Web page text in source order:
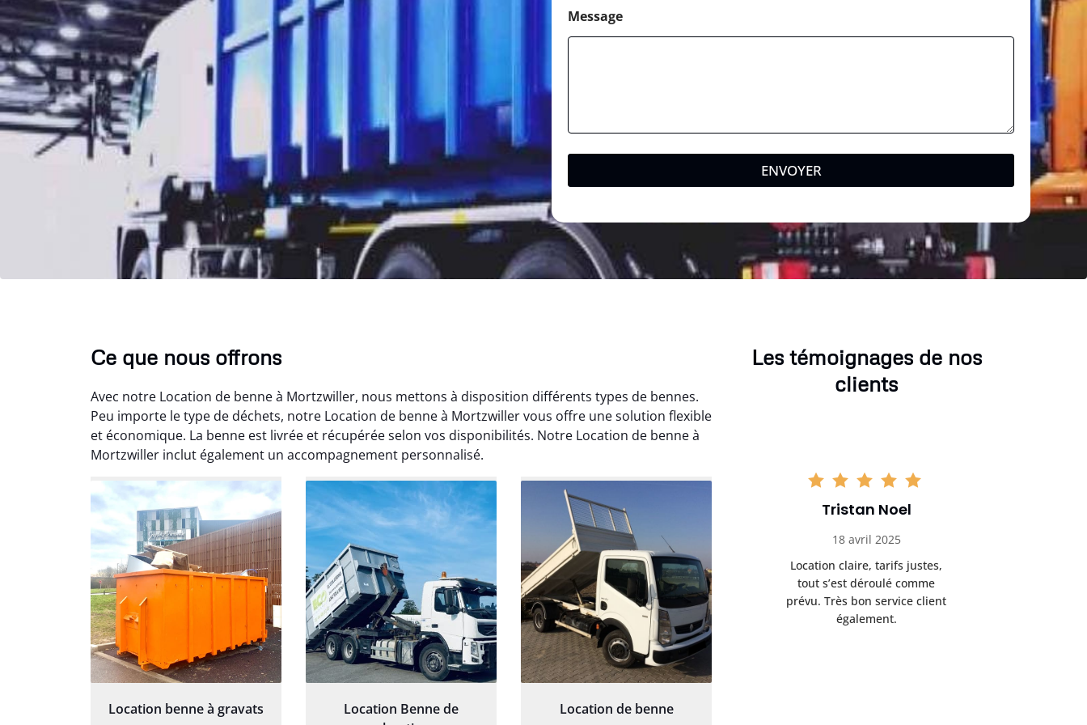
Message
ENVOYER
Ce que nous offrons
Avec notre Location de benne à Mortzwiller, nous mettons à disposition différents types de bennes.
Peu importe le type de déchets, notre Location de benne à Mortzwiller vous offre une solution flexible
et économique. La benne est livrée et récupérée selon vos disponibilités. Notre Location de benne à
Mortzwiller inclut également un accompagnement personnalisé.
Location benne à gravats
Location Benne de
Location de benne
Les témoignages de nos
clients
Aurélie Bonnet
21 juin 2024
Le service de terrassement
jardin à Var était
exceptionnel. L'équipe a
travaillé de manière efficace
et professionnelle, laissant
notre jardin impeccable et
prêt pour notre nouveau
paysager.
Elisa Barreau
6 avril 2025
Parfait pour évacuer les
gravats de mon chantier.
Service rapide et efficace. Je
recommande sans
hésitation.
Tristan Noel
18 avril 2025
Location claire, tarifs justes,
tout s’est déroulé comme
prévu. Très bon service client
également.